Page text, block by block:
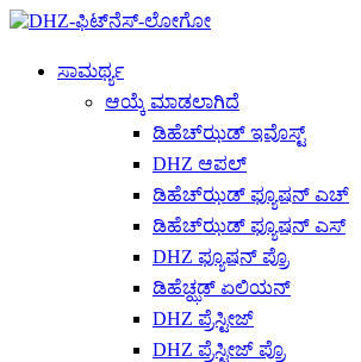
ಸಾಮರ್ಥ್ಯ
ಆಯ್ಕೆ ಮಾಡಲಾಗಿದೆ
ಡಿಹೆಚ್‌ಝಡ್ ಇವೊಸ್ಟ್
DHZ ಆಪಲ್
ಡಿಹೆಚ್‌ಝಡ್ ಫ್ಯೂಷನ್ ಎಚ್
ಡಿಹೆಚ್‌ಝಡ್ ಫ್ಯೂಷನ್ ಎಸ್
DHZ ಫ್ಯೂಷನ್ ಪ್ರೊ
ಡಿಹೆಚ್ಝಡ್ ಏಲಿಯನ್
DHZ ಪ್ರೆಸ್ಟೀಜ್
DHZ ಪ್ರೆಸ್ಟೀಜ್ ಪ್ರೊ